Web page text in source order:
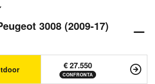
3008 (2009-17)
€ 27.550
CONFRONTA